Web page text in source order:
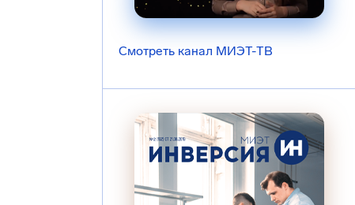
Смотреть канал МИЭТ-ТВ